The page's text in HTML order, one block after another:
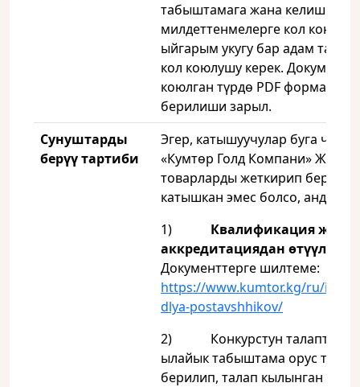
табыштамага жана келишим
милдеттенмелерге кол коюуга
ыйгарым укугу бар адам
кол коюлушу керек.
коюлган түрдө PDF
берилиши зарыл.
Сунуштарды
берүү тартиби
Эгер, катышуучулар буга чейин
«Кумтөр Голд Компани» ЖАК
товарларды жеткирип берүүгө
катышкан эмес болсо, анда:
1) Квалификация жана
аккредитациядан өтүүлөрү
Документтерге шилтеме:
https://www.kumtor.kg/ru/
dlya-postavshhikov/
2) Конкурстун
ылайык табыштама орус
берилип, талап кылынган